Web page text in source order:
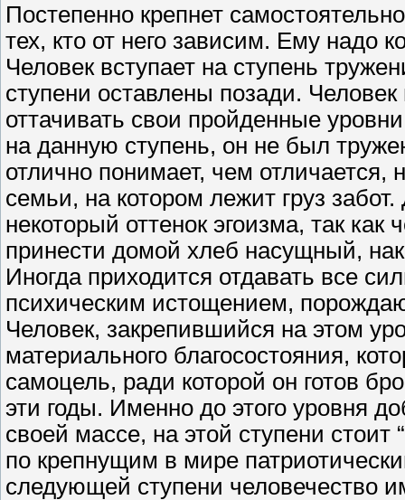
Постепенно крепнет
тех, кто от него зависим. Ему надо
Человек вступает на ступень
ступени оставлены позади.
оттачивать свои пройденные
на данную ступень, он не был
отлично понимает, чем отличается,
семьи, на котором лежит груз
некоторый оттенок эгоизма, так
принести домой хлеб насущный,
Иногда приходится отдавать все
психическим истощением,
Человек, закрепившийся на этом
материального благосостояния,
самоцель, ради которой он готов
эти годы. Именно до этого уровня
своей массе, на этой ступени
по крепнущим в мире
следующей ступени человечество